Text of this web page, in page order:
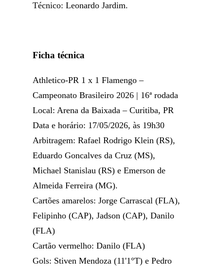
Técnico: Leonardo Jardim.
Ficha técnica
Athletico-PR 1 x 1 Flamengo –
Campeonato Brasileiro 2026 | 16ª rodada
Local: Arena da Baixada – Curitiba, PR
Data e horário: 17/05/2026, às 19h30
Arbitragem: Rafael Rodrigo Klein (RS),
Eduardo Goncalves da Cruz (MS),
Michael Stanislau (RS) e Emerson de
Almeida Ferreira (MG).
Cartões amarelos: Jorge Carrascal (FLA),
Felipinho (CAP), Jadson (CAP), Danilo
(FLA)
Cartão vermelho: Danilo (FLA)
Gols: Stiven Mendoza (11'1°T) e Pedro